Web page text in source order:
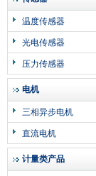
温度传感器
光电传感器
压力传感器
电机
三相异步电机
直流电机
计量类产品